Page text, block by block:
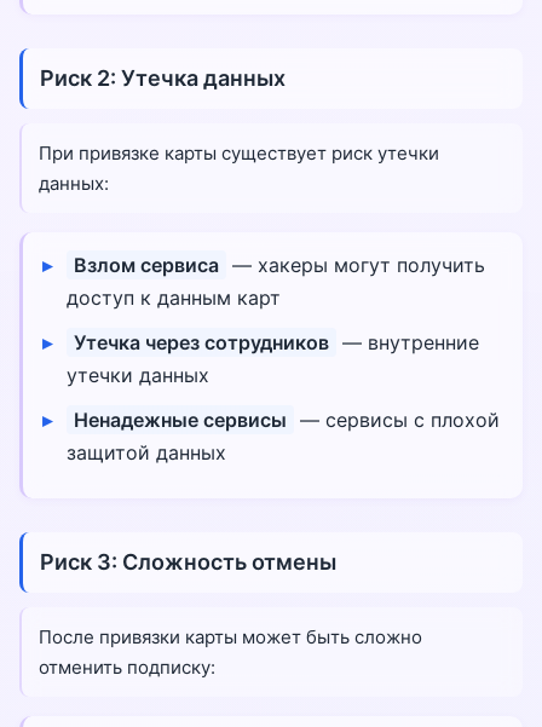
Риск 2: Утечка данных
При привязке карты существует риск утечки
данных:
Взлом сервиса — хакеры могут получить
доступ к данным карт
Утечка через сотрудников — внутренние
утечки данных
Ненадежные сервисы — сервисы с плохой
защитой данных
Риск 3: Сложность отмены
После привязки карты может быть сложно
отменить подписку: